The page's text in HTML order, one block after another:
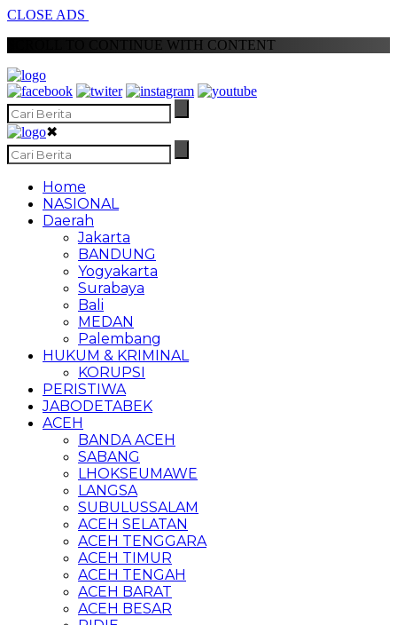
CLOSE ADS
SCROLL TO CONTINUE WITH CONTENT
✖
Home
NASIONAL
Daerah
Jakarta
BANDUNG
Yogyakarta
Surabaya
Bali
MEDAN
Palembang
HUKUM & KRIMINAL
KORUPSI
PERISTIWA
JABODETABEK
ACEH
BANDA ACEH
SABANG
LHOKSEUMAWE
LANGSA
SUBULUSSALAM
ACEH SELATAN
ACEH TENGGARA
ACEH TIMUR
ACEH TENGAH
ACEH BARAT
ACEH BESAR